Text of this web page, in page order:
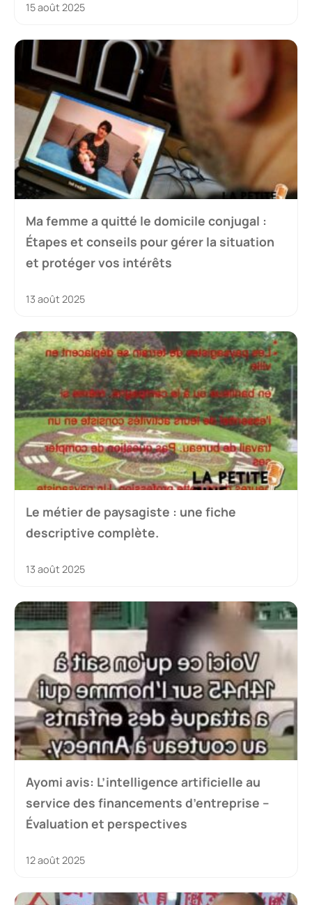
15 août 2025
Ma femme a quitté le domicile conjugal :
Étapes et conseils pour gérer la situation
et protéger vos intérêts
13 août 2025
Le métier de paysagiste : une fiche
descriptive complète.
13 août 2025
Ayomi avis: L’intelligence artificielle au
service des financements d’entreprise –
Évaluation et perspectives
12 août 2025